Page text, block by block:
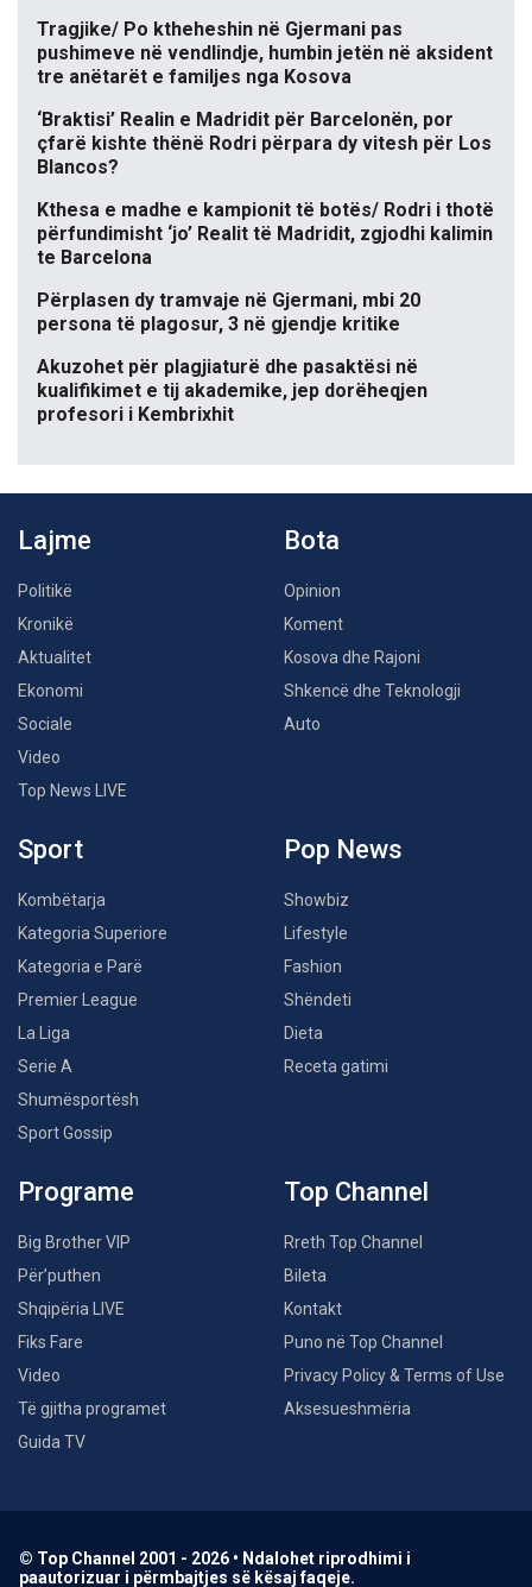
Tragjike/ Po ktheheshin në Gjermani pas
pushimeve në vendlindje, humbin jetën në aksident
tre anëtarët e familjes nga Kosova
‘Braktisi’ Realin e Madridit për Barcelonën, por
çfarë kishte thënë Rodri përpara dy vitesh për Los
Blancos?
Kthesa e madhe e kampionit të botës/ Rodri i thotë
përfundimisht ‘jo’ Realit të Madridit, zgjodhi kalimin
te Barcelona
Përplasen dy tramvaje në Gjermani, mbi 20
persona të plagosur, 3 në gjendje kritike
Akuzohet për plagjiaturë dhe pasaktësi në
kualifikimet e tij akademike, jep dorëheqjen
profesori i Kembrixhit
Lajme
Politikë
Kronikë
Aktualitet
Ekonomi
Sociale
Video
Top News LIVE
Bota
Opinion
Koment
Kosova dhe Rajoni
Shkencë dhe Teknologji
Auto
Sport
Kombëtarja
Kategoria Superiore
Kategoria e Parë
Premier League
La Liga
Serie A
Shumësportësh
Sport Gossip
Pop News
Showbiz
Lifestyle
Fashion
Shëndeti
Dieta
Receta gatimi
Programe
Big Brother VIP
Për’puthen
Shqipëria LIVE
Fiks Fare
Video
Të gjitha programet
Guida TV
Top Channel
Rreth Top Channel
Bileta
Kontakt
Puno në Top Channel
Privacy Policy & Terms of Use
Aksesueshmëria
© Top Channel 2001 - 2026 • Ndalohet riprodhimi i
paautorizuar i përmbajtjes së kësaj faqeje.